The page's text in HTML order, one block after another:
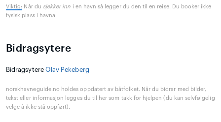
Viktig: Når du sjekker inn i en havn så legger du den til en reise. Du booker ikke
fysisk plass i havna
Bidragsytere
Bidragsytere Olav Pekeberg
norskhavneguide.no holdes oppdatert av båtfolket. Når du bidrar med bilder,
tekst eller informasjon legges du til her som takk for hjelpen (du kan selvfølgelig
velge å ikke stå oppført).